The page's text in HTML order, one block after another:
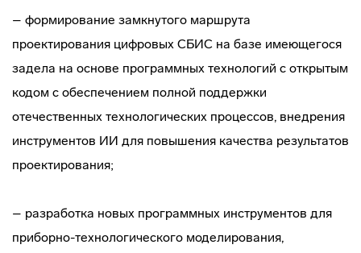
– формирование замкнутого маршрута
проектирования цифровых СБИС на базе имеющегося
задела на основе программных технологий с открытым
кодом с обеспечением полной поддержки
отечественных технологических процессов, внедрения
инструментов ИИ для повышения качества результатов
проектирования;
– разработка новых программных инструментов для
приборно-технологического моделирования,